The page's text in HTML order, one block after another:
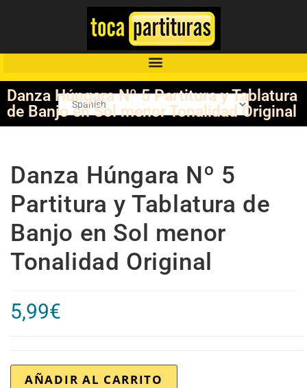
Danza Húngara Nº 5 Partitura y Tablatura
de Banjo en Sol menor Tonalidad Original
Danza Húngara Nº 5
Partitura y Tablatura de
Banjo en Sol menor
Tonalidad Original
5,99€
AÑADIR AL CARRITO